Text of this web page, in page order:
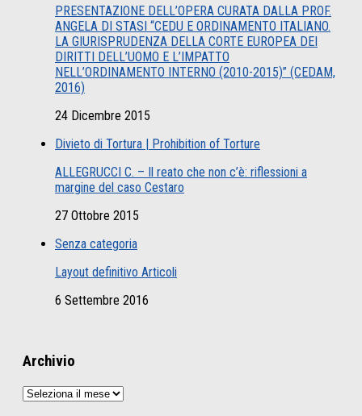
PRESENTAZIONE DELL’OPERA CURATA DALLA PROF.
ANGELA DI STASI “CEDU E ORDINAMENTO ITALIANO.
LA GIURISPRUDENZA DELLA CORTE EUROPEA DEI
DIRITTI DELL’UOMO E L’IMPATTO
NELL’ORDINAMENTO INTERNO (2010-2015)” (CEDAM,
2016)
24 Dicembre 2015
Divieto di Tortura | Prohibition of Torture
ALLEGRUCCI C. – Il reato che non c’è: riflessioni a
margine del caso Cestaro
27 Ottobre 2015
Senza categoria
Layout definitivo Articoli
6 Settembre 2016
Archivio
Archivio